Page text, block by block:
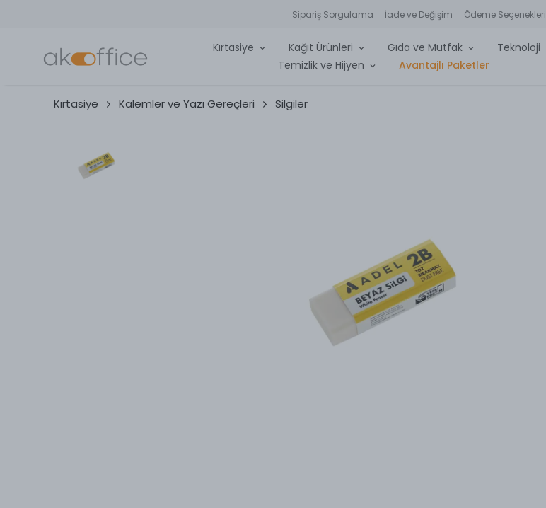
Sipariş Sorgulama İade ve Değişim Ödeme Seçenekleri
Kırtasiye Kağıt Ürünleri Gıda ve Mutfak
Teknoloji
Temizlik ve Hijyen
Avantajlı Paketler
Kırtasiye Kalemler ve Yazı Gereçleri Silgiler